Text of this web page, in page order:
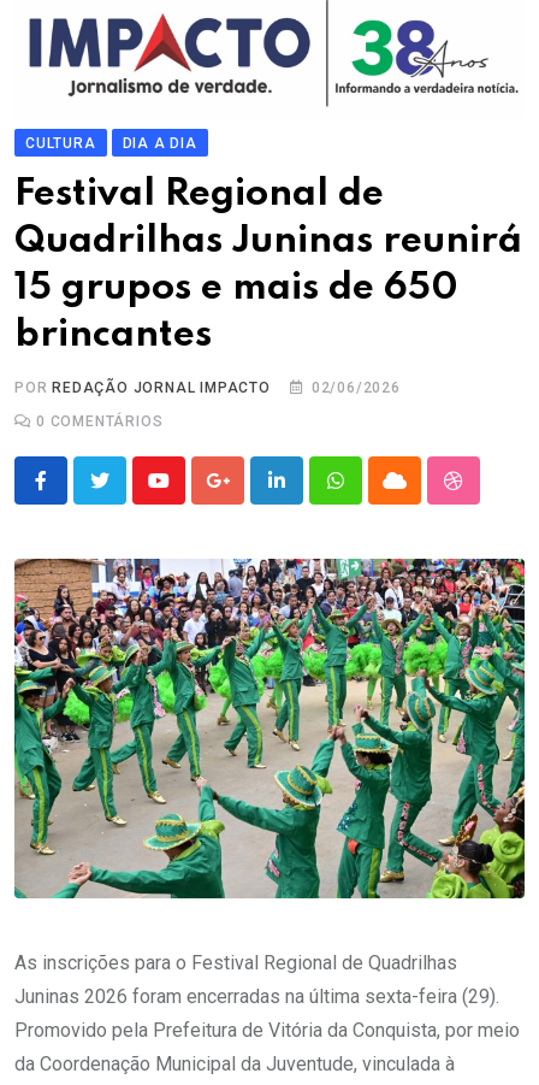
CULTURA DIA A DIA
Festival Regional de
Quadrilhas Juninas reunirá
15 grupos e mais de 650
brincantes
POR REDAÇÃO JORNAL IMPACTO
02/06/2026
0 COMENTÁRIOS
YoutubeGoogle+LinkedInWhatsappCloud
As inscrições para o Festival Regional de Quadrilhas
Juninas 2026 foram encerradas na última sexta-feira (29).
Promovido pela Prefeitura de Vitória da Conquista, por meio
da Coordenação Municipal da Juventude, vinculada à